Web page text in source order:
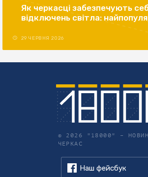
Як черкасці забезпечують
відключень світла:
29 ЧЕРВНЯ 2026
© 2026 "18000" –
ЧЕРКАС
Наш фейсбук